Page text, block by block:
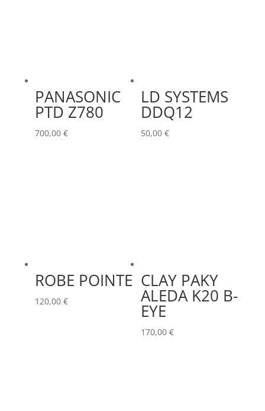
PANASONIC
PTD Z780
700,00 €
LD SYSTEMS
DDQ12
50,00 €
ROBE POINTE
120,00 €
CLAY PAKY
ALEDA K20 B-
EYE
170,00 €